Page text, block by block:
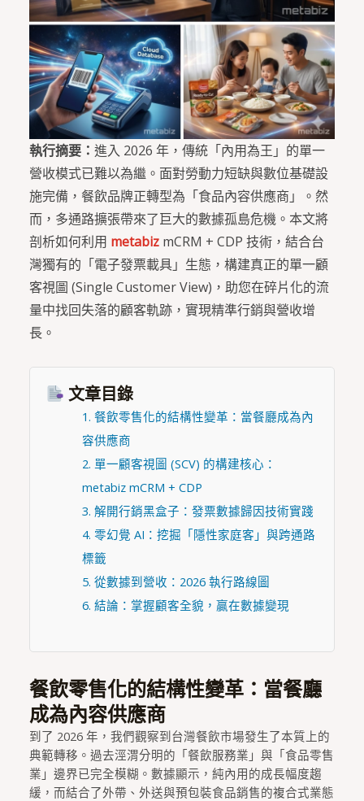
執行摘要： 進入 2026 年，傳統「內用為王」的單一
營收模式已難以為繼。面對勞動力短缺與數位基礎設
施完備，餐飲品牌正轉型為「食品內容供應商」。然
而，多通路擴張帶來了巨大的數據孤島危機。本文將
剖析如何利用 metabizmCRM + CDP 技術，結合台
灣獨有的「電子發票載具」生態，構建真正的單一顧
客視圖 (Single Customer View)，助您在碎片化的流
量中找回失落的顧客軌跡，實現精準行銷與營收增
長。
文章目錄
1. 餐飲零售化的結構性變革：當餐廳成為內
容供應商
2. 單一顧客視圖 (SCV) 的構建核心：
metabiz mCRM + CDP
3. 解開行銷黑盒子：發票數據歸因技術實踐
4. 零幻覺 AI：挖掘「隱性家庭客」與跨通路
標籤
5. 從數據到營收：2026 執行路線圖
6. 結論：掌握顧客全貌，贏在數據變現
餐飲零售化的結構性變革：當餐廳
成為內容供應商
到了 2026 年，我們觀察到台灣餐飲市場發生了本質上的
典範轉移。過去涇渭分明的「餐飲服務業」與「食品零售
業」邊界已完全模糊。數據顯示，純內用的成長幅度趨
緩，而結合了外帶、外送與預包裝食品銷售的複合式業態